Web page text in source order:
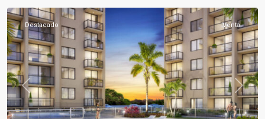
Previous Next
Destacado Venta